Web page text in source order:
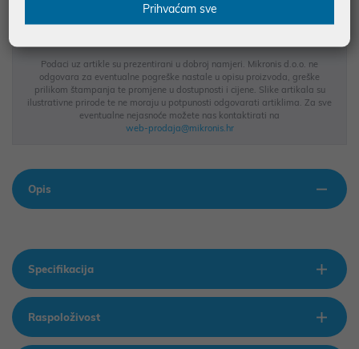
MOGUĆNOST PLAĆANJA NA RATE
Podaci uz artikle su prezentirani u dobroj namjeri. Mikronis d.o.o. ne
odgovara za eventualne pogreške nastale u opisu proizvoda, greške
prilikom štampanja te promjene u dostupnosti i cijene. Slike artikala su
ilustrativne prirode te ne moraju u potpunosti odgovarati artiklima. Za sve
eventualne nejasnoće možete nas kontaktirati na
web-prodaja@mikronis.hr
Opis
Specifikacija
Raspoloživost
Prihvaćam sve